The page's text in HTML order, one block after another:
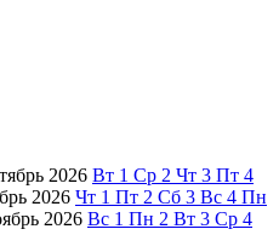
2026 Вт 1 Ср 2 Чт 3 Пт 4
2026 Чт 1 Пт 2 Сб 3 Вс 4 Пн
2026 Вс 1 Пн 2 Вт 3 Ср 4